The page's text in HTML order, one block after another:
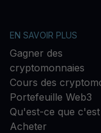
EN SAVOIR PLUS
Gagner des
cryptomonnaies
Cours des
Portefeuille Web3
Qu'est-ce que c'est
Acheter